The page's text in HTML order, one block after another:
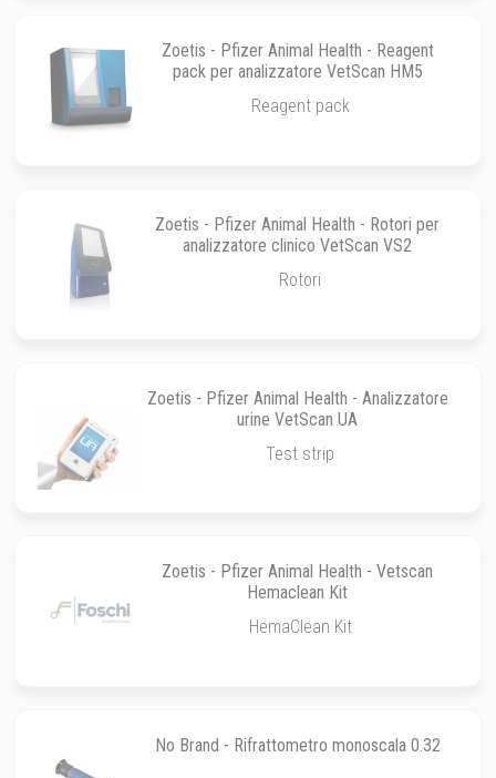
Zoetis - Pfizer Animal Health - Reagent
pack per analizzatore VetScan HM5
Reagent pack
Zoetis - Pfizer Animal Health - Rotori per
analizzatore clinico VetScan VS2
Rotori
Zoetis - Pfizer Animal Health - Analizzatore
urine VetScan UA
Test strip
Zoetis - Pfizer Animal Health - Vetscan
Hemaclean Kit
HemaClean Kit
No Brand - Rifrattometro monoscala 0.32